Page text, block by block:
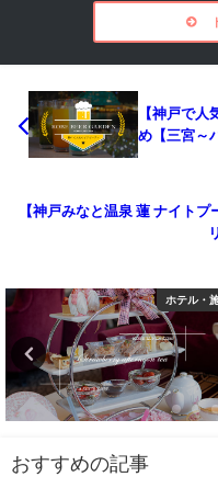
【神戸で人
め【三宮～
【神戸みなと温泉 蓮 ナイト
ホテル・
おすすめの記事